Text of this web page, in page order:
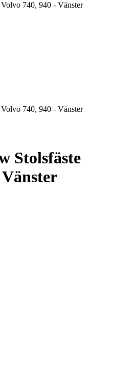
740, 940 - Vänster
740, 940 - Vänster
Stolsfäste